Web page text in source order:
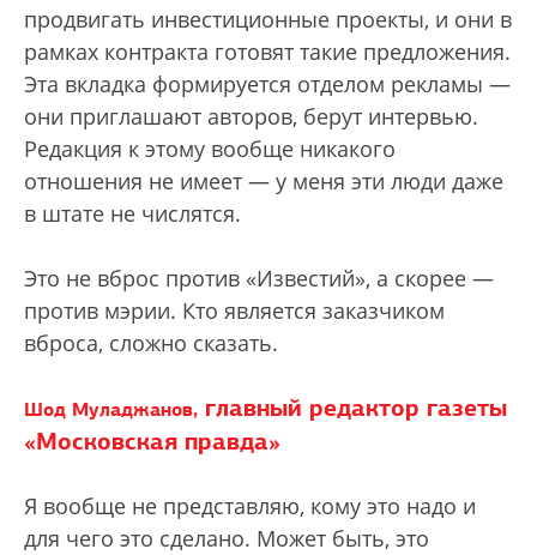
продвигать инвестиционные проекты, и они в
рамках контракта готовят такие предложения.
Эта вкладка формируется отделом рекламы —
они приглашают авторов, берут интервью.
Редакция к этому вообще никакого
отношения не имеет — у меня эти люди даже
в штате не числятся.
Это не вброс против «Известий», а скорее —
против мэрии. Кто является заказчиком
вброса, сложно сказать.
Шод Муладжанов, главный редактор газеты
«Московская правда»
Я вообще не представляю, кому это надо и
для чего это сделано. Может быть, это